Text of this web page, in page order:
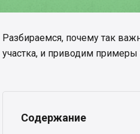
Разбираемся, почему так
участка, и приводим
Содержание